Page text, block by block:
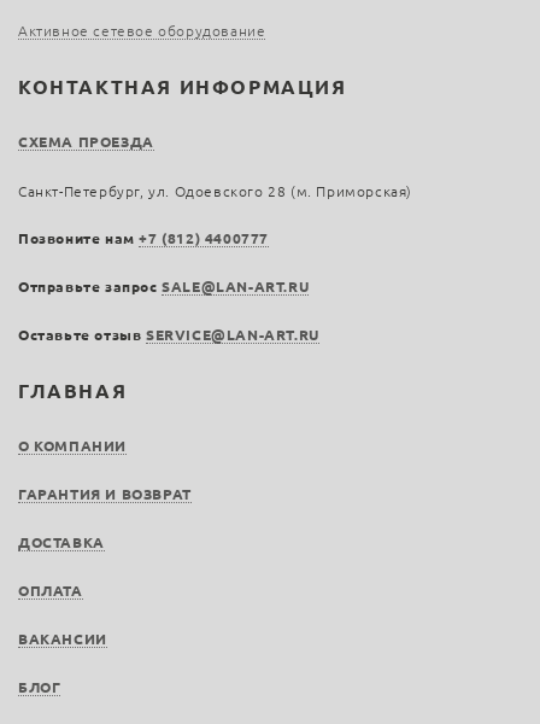
ГЛАВНАЯ
О КОМПАНИИ
ГАРАНТИЯ И ВОЗВРАТ
ДОСТАВКА
ОПЛАТА
ВАКАНСИИ
БЛОГ
Активное сетевое оборудование
КОНТАКТНАЯ ИНФОРМАЦИЯ
СХЕМА ПРОЕЗДА
Санкт-Петербург, ул. Одоевского 28 (м. Приморская)
Позвоните нам+7 (812) 4400777
Отправьте запросSALE@LAN-ART.RU
Оставьте отзыв SERVICE@LAN-ART.RU